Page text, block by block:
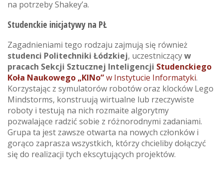
na potrzeby Shakey’a.
Studenckie inicjatywy na PŁ
Zagadnieniami tego rodzaju zajmują się również
studenci Politechniki Łódzkiej, uczestniczącyw
pracach Sekcji Sztucznej Inteligencji Studenckiego
Koła Naukowego „KINo”w Instytucie Informatyki.
Korzystając z symulatorów robotów oraz klocków Lego
Mindstorms, konstruują wirtualne lub rzeczywiste
roboty i testują na nich rozmaite algorytmy
pozwalające radzić sobie z różnorodnymi zadaniami.
Grupa ta jest zawsze otwarta na nowych członków i
gorąco zaprasza wszystkich, którzy chcieliby dołączyć
się do realizacji tych ekscytujących projektów.